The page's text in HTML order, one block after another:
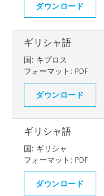
ダウンロード
ギリシャ語
国: キプロス
フォーマット: PDF
ダウンロード
ギリシャ語
国: ギリシャ
フォーマット: PDF
ダウンロード